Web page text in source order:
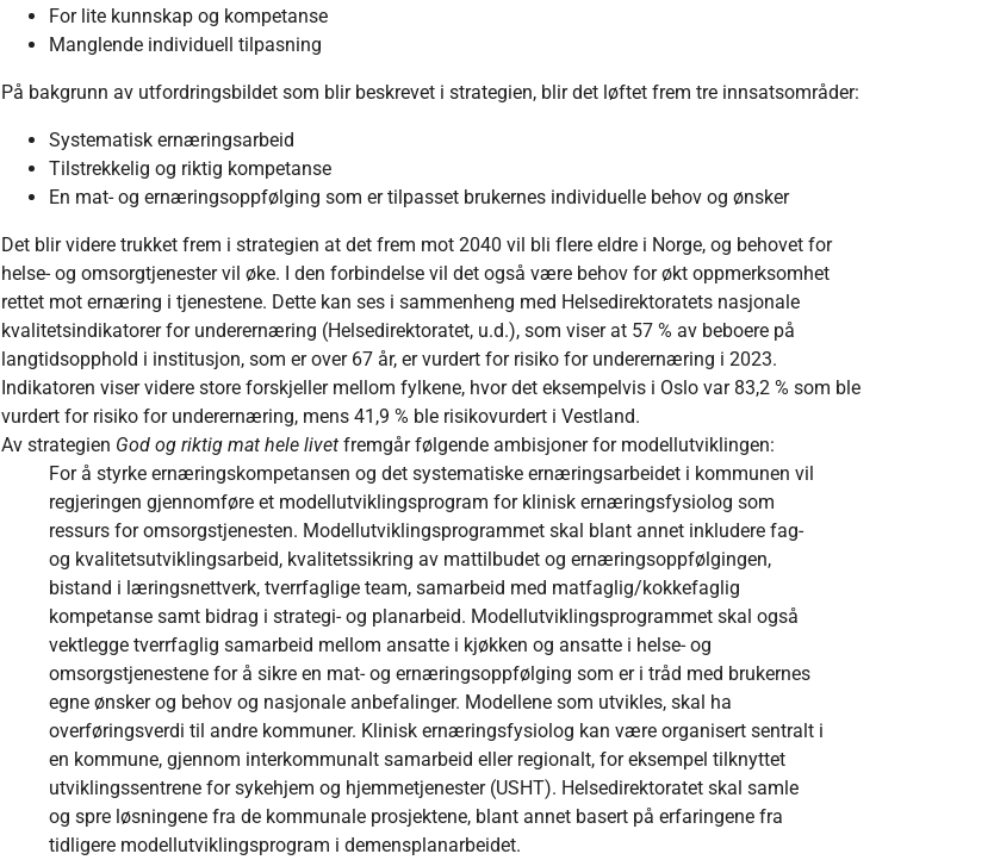
For lite kunnskap og kompetanse
Manglende individuell tilpasning
På bakgrunn av utfordringsbildet som blir beskrevet i strategien, blir det løftet frem tre innsatsområder:
Systematisk ernæringsarbeid
Tilstrekkelig og riktig kompetanse
En mat- og ernæringsoppfølging som er tilpasset brukernes individuelle behov og ønsker
Det blir videre trukket frem i strategien at det frem mot 2040 vil bli flere eldre i Norge, og behovet for
helse- og omsorgtjenester vil øke. I den forbindelse vil det også være behov for økt oppmerksomhet
rettet mot ernæring i tjenestene. Dette kan ses i sammenheng med Helsedirektoratets nasjonale
kvalitetsindikatorer for underernæring (Helsedirektoratet, u.d.), som viser at 57 % av beboere på
langtidsopphold i institusjon, som er over 67 år, er vurdert for risiko for underernæring i 2023.
Indikatoren viser videre store forskjeller mellom fylkene, hvor det eksempelvis i Oslo var 83,2 % som ble
vurdert for risiko for underernæring, mens 41,9 % ble risikovurdert i Vestland.
Av strategien God og riktig mat hele livet fremgår følgende ambisjoner for modellutviklingen:
For å styrke ernæringskompetansen og det systematiske ernæringsarbeidet i kommunen vil
regjeringen gjennomføre et modellutviklingsprogram for klinisk ernæringsfysiolog som
ressurs for omsorgstjenesten. Modellutviklingsprogrammet skal blant annet inkludere fag-
og kvalitetsutviklingsarbeid, kvalitetssikring av mattilbudet og ernæringsoppfølgingen,
bistand i læringsnettverk, tverrfaglige team, samarbeid med matfaglig/kokkefaglig
kompetanse samt bidrag i strategi- og planarbeid. Modellutviklingsprogrammet skal også
vektlegge tverrfaglig samarbeid mellom ansatte i kjøkken og ansatte i helse- og
omsorgstjenestene for å sikre en mat- og ernæringsoppfølging som er i tråd med brukernes
egne ønsker og behov og nasjonale anbefalinger. Modellene som utvikles, skal ha
overføringsverdi til andre kommuner. Klinisk ernæringsfysiolog kan være organisert sentralt i
en kommune, gjennom interkommunalt samarbeid eller regionalt, for eksempel tilknyttet
utviklingssentrene for sykehjem og hjemmetjenester (USHT). Helsedirektoratet skal samle
og spre løsningene fra de kommunale prosjektene, blant annet basert på erfaringene fra
tidligere modellutviklingsprogram i demensplanarbeidet.